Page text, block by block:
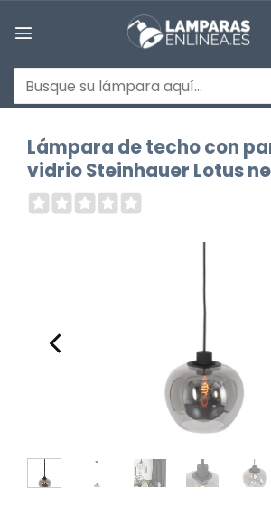
Buscar
por:
Lámpara de techo con
vidrio Steinhauer Lotus